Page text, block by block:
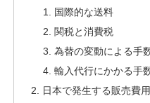
国際的な送料
関税と消費税
為替の変動による手
輸入代行にかかる手
日本で発生する販売費用